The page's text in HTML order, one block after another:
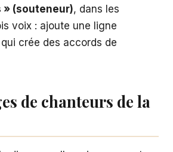
» (souteneur), dans les
voix : ajoute une ligne
crée des accords de
de chanteurs de la